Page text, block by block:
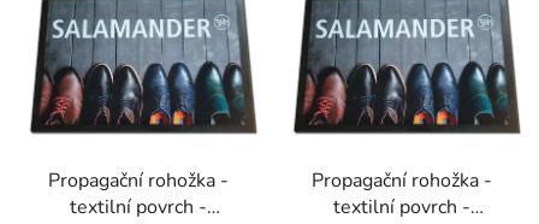
Propagační rohožka -
textilní povrch -
Propagační rohožka -
textilní povrch -